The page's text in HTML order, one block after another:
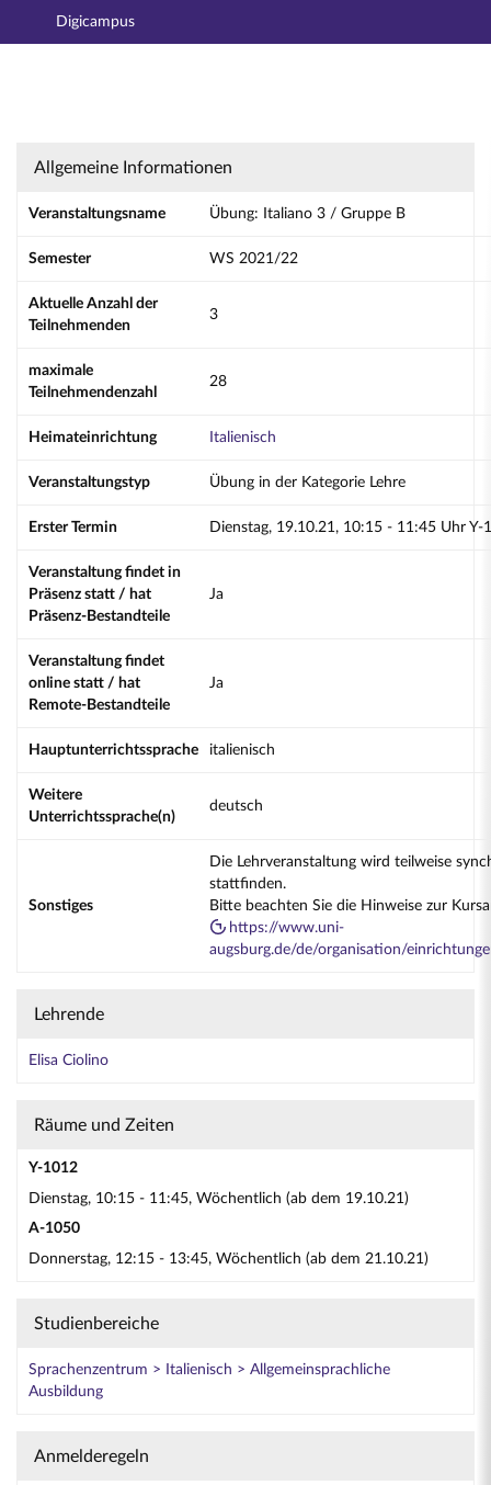
Hauptnavigation
Digicampus
Übung: Italiano 3 / Gruppe B - Details
Allgemeine Informationen
Veranstaltungsname Übung: Italiano 3 / Gruppe B
Semester WS 2021/22
Aktuelle Anzahl der
Teilnehmenden
3
maximale
Teilnehmendenzahl
28
Heimateinrichtung Italienisch
Veranstaltungstyp Übung in der Kategorie Lehre
Erster Termin Dienstag, 19.10.21, 10:15 - 11:45 Uhr Y-
Veranstaltung findet in
Präsenz statt / hat
Präsenz-Bestandteile
Ja
Veranstaltung findet
online statt / hat
Remote-Bestandteile
Ja
Hauptunterrichtssprache italienisch
Weitere
Unterrichtssprache(n)
deutsch
Sonstiges
Die Lehrveranstaltung wird teilweise
stattfinden.
Bitte beachten Sie die Hinweise zur
https://www.uni-
augsburg.de/de/organisation/
Lehrende
Elisa Ciolino
Räume und Zeiten
Y-1012
Dienstag, 10:15 - 11:45, Wöchentlich (ab dem 19.10.21)
A-1050
Donnerstag, 12:15 - 13:45, Wöchentlich (ab dem 21.10.21)
Studienbereiche
Sprachenzentrum > Italienisch > Allgemeinsprachliche
Ausbildung
Anmelderegeln